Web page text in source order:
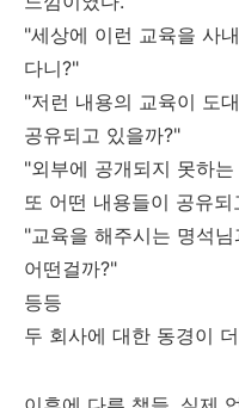
"세상에 이런 교육을 사
다니?"
"저런 내용의 교육이 도
공유되고 있을까?"
"외부에 공개되지 못하
또 어떤 내용들이 공유되
"교육을 해주시는 명석
어떤걸까?"
등등
두 회사에 대한 동경이